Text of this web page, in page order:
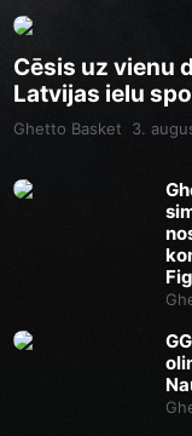
Cēsis uz vienu
Latvijas ielu
Ghetto Basket 3.